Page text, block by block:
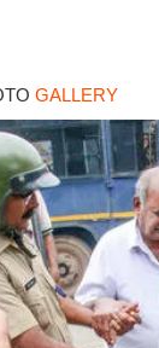
GALLERY